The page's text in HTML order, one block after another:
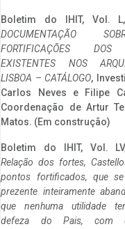
Boletim do IHIT, Vol.
DOCUMENTAÇÃO
FORTIFICAÇÕES DOS
EXISTENTES NOS
LISBOA – CATÁLOGO,
Carlos Neves e Filipe
Coordenação de Artur
Matos. (Em construção)
Boletim do IHIT, Vol.
Relação dos fortes,
pontos fortificados, que
prezente inteiramente
que nenhuma utilidade
defeza do Pais, com